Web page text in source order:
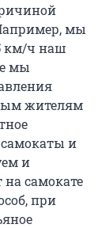
мы
км/ч наш
мы
жителям
самокаты и
и
на самокате
при